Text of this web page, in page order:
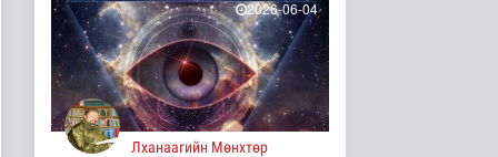
10 цаг 24 минутын өмнө
ЦАГ АГААР:
Улаанбаатарт шөнөдөө
17 хэм дулаан
Байгаль орчин
10 цаг 29 минутын өмнө
2026-06-04
Лханаагийн Мөнхтөр